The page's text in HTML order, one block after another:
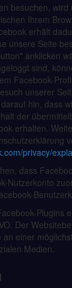
besuchen,
Ihrem
erhält
unsere Seite
anklicken
sind,
Facebook-
unserer
hin, dass
der
erhalten.
privacy/
dass
Nutzerkonto
Plugins
Der
einer
Medien.